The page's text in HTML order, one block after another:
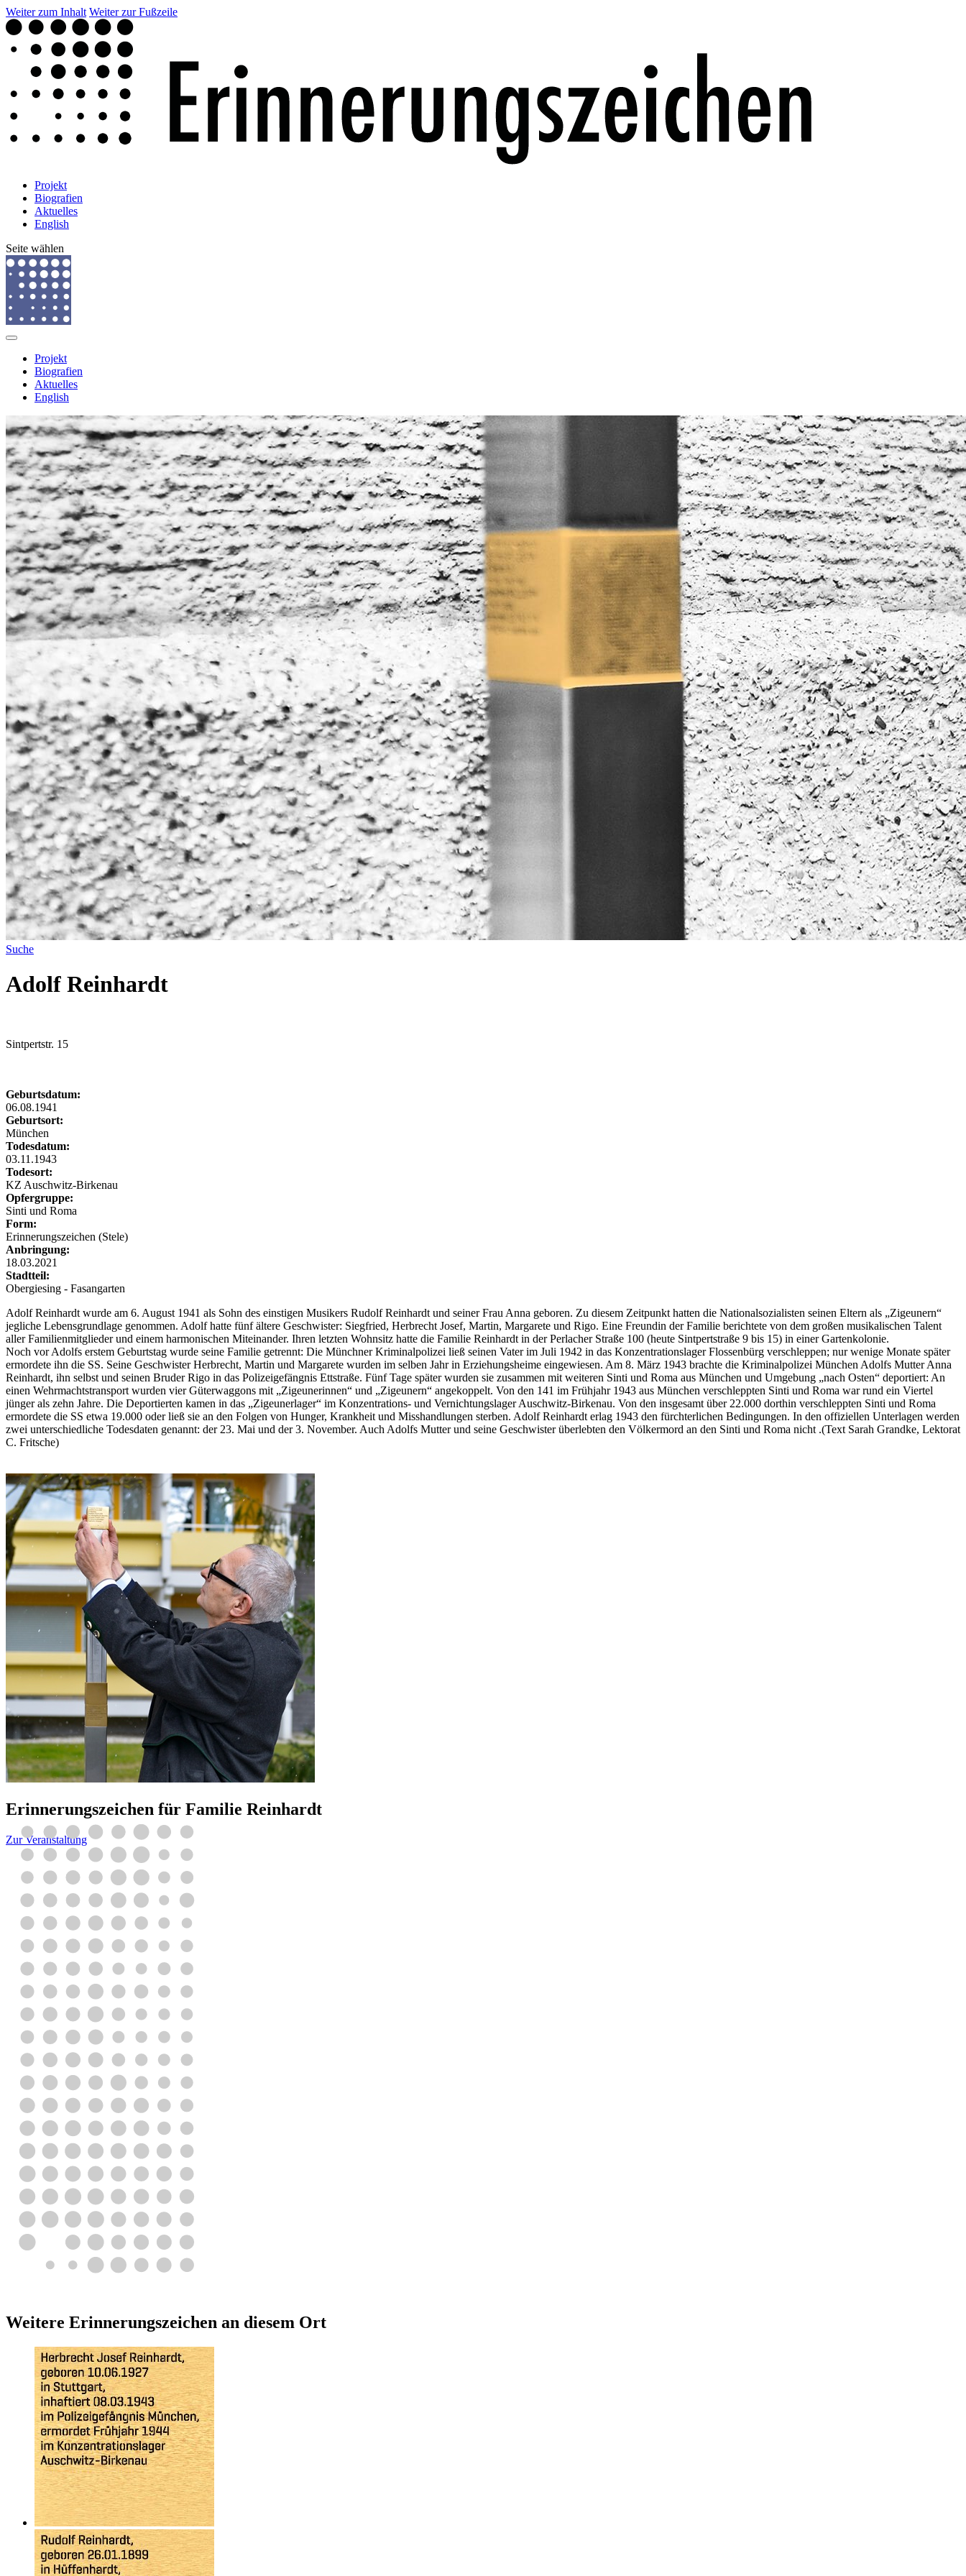
Weiter zum Inhalt Weiter zur Fußzeile
Projekt
Biografien
Aktuelles
English
Seite wählen
Projekt
Biografien
Aktuelles
English
Suche
Adolf Reinhardt
Sintpertstr. 15
Geburtsdatum:
06.08.1941
Geburtsort:
München
Todesdatum:
03.11.1943
Todesort:
KZ Auschwitz-Birkenau
Opfergruppe:
Sinti und Roma
Form:
Erinnerungszeichen (Stele)
Anbringung:
18.03.2021
Stadtteil:
Obergiesing - Fasangarten
Adolf Reinhardt wurde am 6. August 1941 als Sohn des einstigen Musikers Rudolf Reinhardt und seiner Frau Anna geboren. Zu diesem Zeitpunkt hatten die Nationalsozialisten seinen Eltern als „Zigeunern“
jegliche Lebensgrundlage genommen. Adolf hatte fünf ältere Geschwister: Siegfried, Herbrecht Josef, Martin, Margarete und Rigo. Eine Freundin der Familie berichtete von dem großen musikalischen Talent
aller Familienmitglieder und einem harmonischen Miteinander. Ihren letzten Wohnsitz hatte die Familie Reinhardt in der Perlacher Straße 100 (heute Sintpertstraße 9 bis 15) in einer Gartenkolonie.
Noch vor Adolfs erstem Geburtstag wurde seine Familie getrennt: Die Münchner Kriminalpolizei ließ seinen Vater im Juli 1942 in das Konzentrationslager Flossenbürg verschleppen; nur wenige Monate später
ermordete ihn die SS. Seine Geschwister Herbrecht, Martin und Margarete wurden im selben Jahr in Erziehungsheime eingewiesen. Am 8. März 1943 brachte die Kriminalpolizei München Adolfs Mutter Anna
Reinhardt, ihn selbst und seinen Bruder Rigo in das Polizeigefängnis Ettstraße. Fünf Tage später wurden sie zusammen mit weiteren Sinti und Roma aus München und Umgebung „nach Osten“ deportiert: An
einen Wehrmachtstransport wurden vier Güterwaggons mit „Zigeunerinnen“ und „Zigeunern“ angekoppelt. Von den 141 im Frühjahr 1943 aus München verschleppten Sinti und Roma war rund ein Viertel
jünger als zehn Jahre. Die Deportierten kamen in das „Zigeunerlager“ im Konzentrations- und Vernichtungslager Auschwitz-Birkenau. Von den insgesamt über 22.000 dorthin verschleppten Sinti und Roma
ermordete die SS etwa 19.000 oder ließ sie an den Folgen von Hunger, Krankheit und Misshandlungen sterben. Adolf Reinhardt erlag 1943 den fürchterlichen Bedingungen. In den offiziellen Unterlagen werden
zwei unterschiedliche Todesdaten genannt: der 23. Mai und der 3. November. Auch Adolfs Mutter und seine Geschwister überlebten den Völkermord an den Sinti und Roma nicht .(Text Sarah Grandke, Lektorat
C. Fritsche)
Erinnerungszeichen für Familie Reinhardt
Zur Veranstaltung
Weitere Erinnerungszeichen an diesem Ort